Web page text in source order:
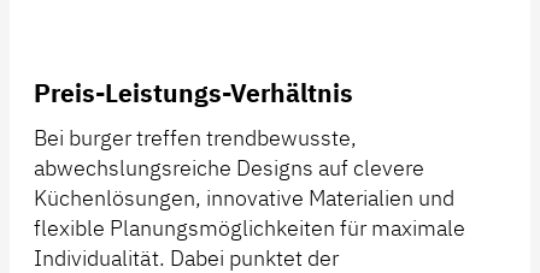
Preis-Leistungs-Verhältnis
Bei burger treffen trendbewusste,
abwechslungsreiche Designs auf clevere
Küchenlösungen, innovative Materialien und
flexible Planungsmöglichkeiten für maximale
Individualität. Dabei punktet der